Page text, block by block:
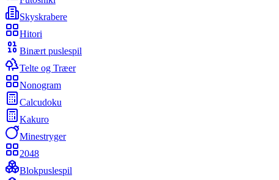
Skyskrabere
Hitori
Binært puslespil
Telte og Træer
Nonogram
Calcudoku
Kakuro
Minestryger
2048
Blokpuslespil